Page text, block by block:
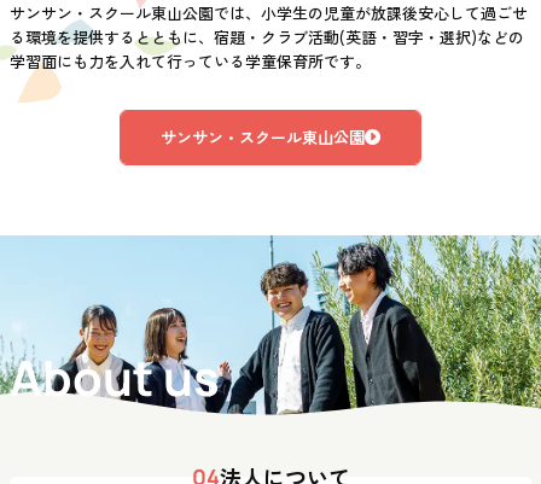
サンサン・スクール東山公園では、小学生の児童が放課後安心して過ごせ
る環境を提供するとともに、宿題・クラブ活動(英語・習字・選択)などの
学習面にも力を入れて行っている学童保育所です。
サンサン・スクール東山公園
About us
04法人について